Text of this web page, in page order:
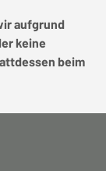
aufgrund
keine
beim